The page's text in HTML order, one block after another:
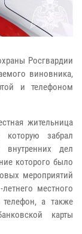
Росгвардии
виновника,
и телефоном
жительница
забрал
внутренних дел
которого было
мероприятий
местного
а также
карты